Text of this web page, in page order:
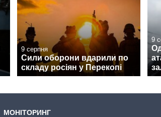
9 серпня
Сили оборони вдарили по
складу росіян у Перекопі
9
МОНІТОРИНГ